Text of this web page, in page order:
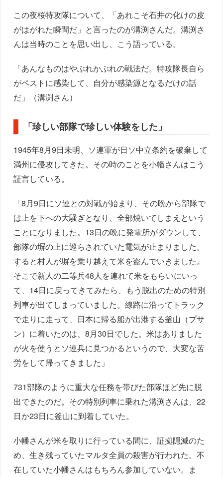
この夜桜特攻隊について、「あれこそ石井の化けの皮
がはがれた瞬間だ」と言ったのが溝渕さんだ。溝渕さ
んは当時のことを思い出し、こう語っている。
「あんなものはやぶれかぶれの戦法だ。特攻隊長自ら
がペストに感染して、自分が感染源となるだけの話
だ」（溝渕さん）
「珍しい部隊で珍しい体験をした」
1945年8月9日未明、ソ連軍が日ソ中立条約を破棄して
満州に侵攻してきた。その時のことを小幡さんはこう
証言している。
「8月9日にソ連との対戦が始まり、その晩から部隊で
は上を下への大騒ぎとなり、全部焼いてしまえという
ことになりました。13日の晩に発電所がダウンして、
部隊の塀の上に巡らされていた電気が止まりました。
すると村人が塀を乗り越えて米を盗んでいきました。
そこで新人の二等兵48人を連れて米をもらいにいっ
て、14日に戻ってきてみたら、もう脱出のための特別
列車が出てしまっていました。線路に沿ってトラック
で走りに走って、日本に帰る船が出港する釜山（プサ
ン）に着いたのは、8月30日でした。米はありました
が火を使うとソ連兵に見つかるというので、大変な苦
労をして帰ってきました」
731部隊のように重大な任務を帯びた部隊ほど先に脱
出できたのだ。その特別列車に乗れた溝渕さんは、22
日か23日に釜山に到着していた。
小幡さんが米を取りに行っている間に、証拠隠滅のた
め、生き残っていたマルタ全員の殺害が行われた。不
在していた小幡さんはもちろん参加していない。ま